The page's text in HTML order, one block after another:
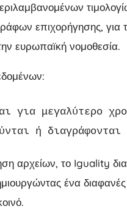
επιχορήγησης, για
ευρωπαϊκή νομοθεσία.
για μεγαλύτερο
ή
αρχείων, το Iguality
ένα